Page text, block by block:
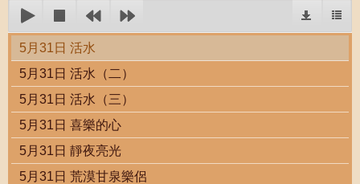
5月31日 活水
5月31日 活水（二）
5月31日 活水（三）
5月31日 喜樂的心
5月31日 靜夜亮光
5月31日 荒漠甘泉樂侶